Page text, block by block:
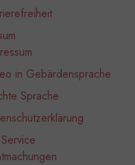
in Gebärdensprache
Sprache